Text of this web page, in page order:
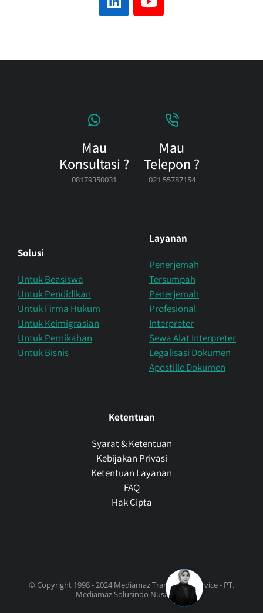
Mau
Konsultasi ?
08179350031
Mau
Telepon ?
021 55787154
Solusi
Untuk Beasiswa
Untuk Pendidikan
Untuk Firma Hukum
Untuk Keimigrasian
Untuk Pernikahan
Untuk Bisnis
Layanan
Penerjemah
Tersumpah
Penerjemah
Profesional
Interpreter
Sewa Alat Interpreter
Legalisasi Dokumen
Apostille Dokumen
Ketentuan
Syarat & Ketentuan
Kebijakan Privasi
Ketentuan Layanan
FAQ
Hak Cipta
© Copyright 1998 - 2024 Mediamaz Translation Service - PT.
Mediamaz Solusindo Nusantara